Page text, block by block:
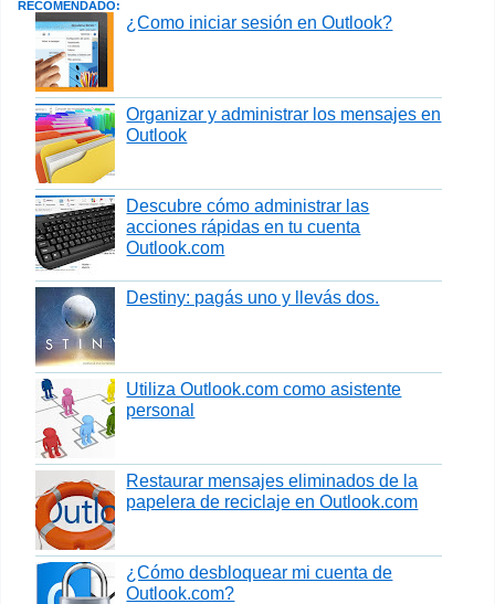
RECOMENDADO:
¿Como iniciar sesión en Outlook?
Organizar y administrar los mensajes en
Outlook
Descubre cómo administrar las
acciones rápidas en tu cuenta
Outlook.com
Destiny: pagás uno y llevás dos.
Utiliza Outlook.com como asistente
personal
Restaurar mensajes eliminados de la
papelera de reciclaje en Outlook.com
¿Cómo desbloquear mi cuenta de
Outlook.com?